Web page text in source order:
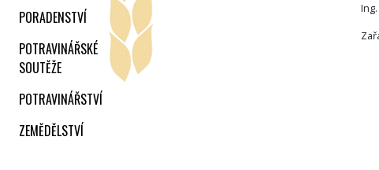
PORADENSTVÍ
POTRAVINÁŘSKÉ
SOUTĚŽE
POTRAVINÁŘSTVÍ
ZEMĚDĚLSTVÍ